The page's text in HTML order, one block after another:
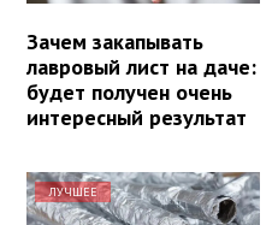
Зачем закапывать
лавровый лист на даче:
будет получен очень
интересный результат
ЛУЧШЕЕ